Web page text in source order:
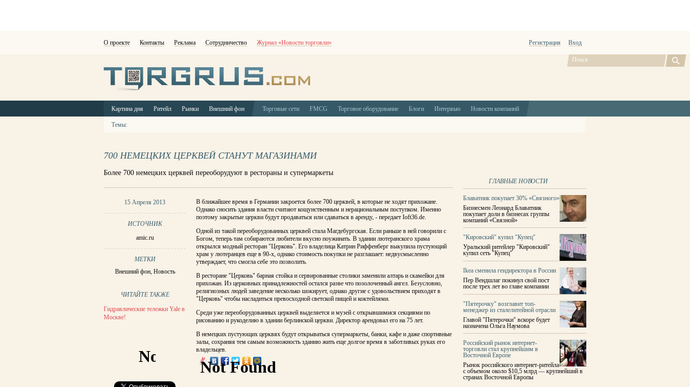
О проекте Контакты Реклама Сотрудничество Журнал «Новости торговли» Регистрация Вход
Картина дня Ритейл Рынки Внешний фон Торговые сети FMCG Торговое оборудование Блоги Интервью Новости компаний
Темы:
700 НЕМЕЦКИХ ЦЕРКВЕЙ СТАНУТ МАГАЗИНАМИ
Более 700 немецких церквей переоборудуют в рестораны и супермаркеты
15 Апреля 2013
ИСТОЧНИК
amic.ru
МЕТКИ
Внешний фон, Новость
ЧИТАЙТЕ ТАКЖЕ
Гидравлические тележки Yale в
Москве!
В ближайшее время в Германии закроется более 700 церквей, в которые не ходят прихожане.
Однако сносить здания власти считают кощунственным и нерациональным поступком. Именно
поэтому закрытые церкви будут продаваться или сдаваться в аренду, - передает Ioft36.de.
Одной из такой переоборудованных церквей стала Магдебургская. Если раньше в ней говорили с
Богом, теперь там собираются любители вкусно поужинать. В здании лютеранского храма
открылся модный ресторан "Церковь". Его владелица Катрин Риффенберг выкупила пустующий
храм у лютеранцев еще в 90-х, однако стоимость покупки не разглашает: недвусмысленно
утверждает, что смогла себе это позволить.
В ресторане "Церковь" барная стойка и сервированные столики заменили алтарь и скамейки для
прихожан. Из церковных принадлежностей остался разве что позолоченный ангел. Безусловно,
религиозных людей заведение несколько шокирует, однако другие с удовольствием приходят в
"Церковь" чтобы насладиться превосходной светской пищей и коктейлями.
Среди уже переоборудованных церквей выделяется и музей с открывшимися секциями по
рисованию и рукоделию в здании берлинской церкви. Директор арендовал его на 75 лет.
В немецких пустующих церквях будут открываться супермаркеты, банки, кафе и даже спортивные
залы, сохраняя тем самым возможность зданию жить еще долгое время в заботливых руках его
владельцев.
ГЛАВНЫЕ НОВОСТИ
Блаватник покупает 30% «Связного»
Бизнесмен Леонард Блаватник
покупает доли в бизнесах группы
компаний «Связной»
"Кировский" купил "Купец"
Уральский ритейлер "Кировский"
купил сеть "Купец"
Ikea сменила гендиректора в России
Пер Вендшлаг покинул свой пост
после трех лет во главе компании
"Пятерочку" возглавит топ-
менеджер из сталелитейной отрасли
Главой "Пятерочки" вскоре будет
назначена Ольга Наумова
Российский рынок интернет-
торговли стал крупнейшим в
Восточной Европе
Рынок российского интернет-ритейла
с объемом около $10,5 млрд — крупнейший в
странах Восточной Европы